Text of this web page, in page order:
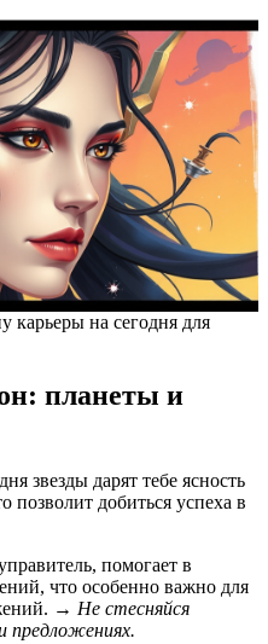
карьеры на сегодня для
планеты и
звезды дарят тебе ясность
позволит добиться успеха в
помогает в
что особенно важно для
→ Не стесняйся
предложениях.